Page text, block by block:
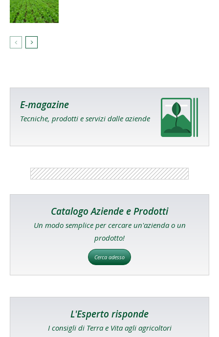
E-magazine
Tecniche, prodotti e servizi dalle aziende
Catalogo Aziende e Prodotti
Un modo semplice per cercare un'azienda o un
prodotto!
Cerca adesso
L'Esperto risponde
I consigli di Terra e Vita agli agricoltori